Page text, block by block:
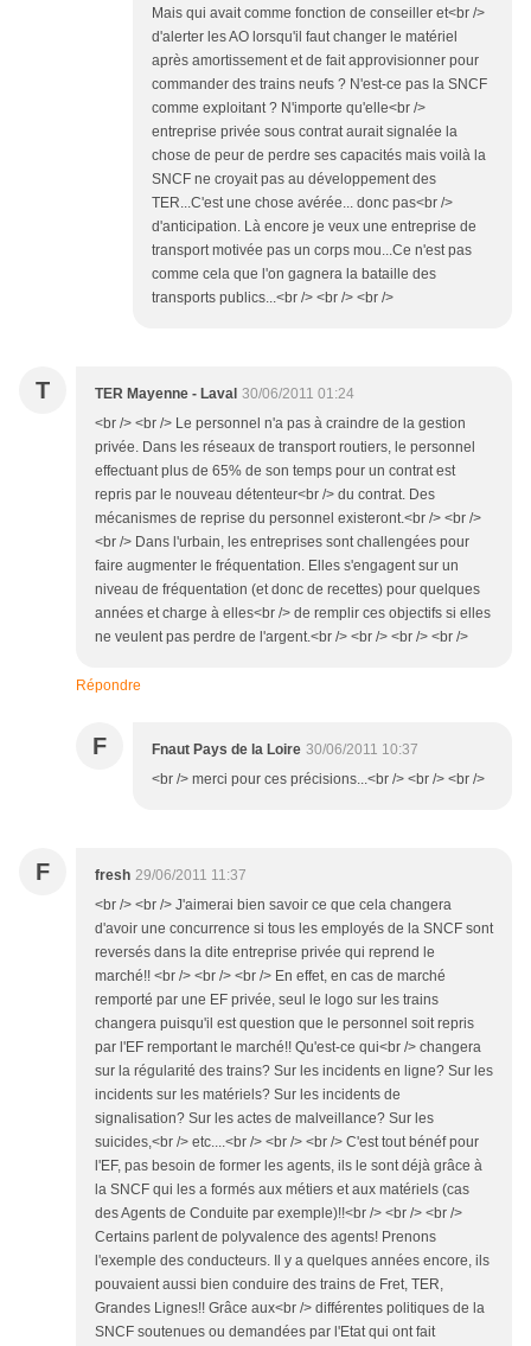
Mais qui avait comme fonction de conseiller et<br />
d'alerter les AO lorsqu'il faut changer le matériel
après amortissement et de fait approvisionner pour
commander des trains neufs ? N'est-ce pas la SNCF
comme exploitant ? N'importe qu'elle<br />
entreprise privée sous contrat aurait signalée la
chose de peur de perdre ses capacités mais voilà la
SNCF ne croyait pas au développement des
TER...C'est une chose avérée... donc pas<br />
d'anticipation. Là encore je veux une entreprise de
transport motivée pas un corps mou...Ce n'est pas
comme cela que l'on gagnera la bataille des
transports publics...<br /> <br /> <br />
T TER Mayenne - Laval 30/06/2011 01:24
<br /> <br /> Le personnel n'a pas à craindre de la gestion
privée. Dans les réseaux de transport routiers, le personnel
effectuant plus de 65% de son temps pour un contrat est
repris par le nouveau détenteur<br /> du contrat. Des
mécanismes de reprise du personnel existeront.<br /> <br />
<br /> Dans l'urbain, les entreprises sont challengées pour
faire augmenter le fréquentation. Elles s'engagent sur un
niveau de fréquentation (et donc de recettes) pour quelques
années et charge à elles<br /> de remplir ces objectifs si elles
ne veulent pas perdre de l'argent.<br /> <br /> <br /> <br />
Répondre
F Fnaut Pays de la Loire 30/06/2011 10:37
<br /> merci pour ces précisions...<br /> <br /> <br />
F fresh 29/06/2011 11:37
<br /> <br /> J'aimerai bien savoir ce que cela changera
d'avoir une concurrence si tous les employés de la SNCF sont
reversés dans la dite entreprise privée qui reprend le
marché!! <br /> <br /> <br /> En effet, en cas de marché
remporté par une EF privée, seul le logo sur les trains
changera puisqu'il est question que le personnel soit repris
par l'EF remportant le marché!! Qu'est-ce qui<br /> changera
sur la régularité des trains? Sur les incidents en ligne? Sur les
incidents sur les matériels? Sur les incidents de
signalisation? Sur les actes de malveillance? Sur les
suicides,<br /> etc....<br /> <br /> <br /> C'est tout bénéf pour
l'EF, pas besoin de former les agents, ils le sont déjà grâce à
la SNCF qui les a formés aux métiers et aux matériels (cas
des Agents de Conduite par exemple)!!<br /> <br /> <br />
Certains parlent de polyvalence des agents! Prenons
l'exemple des conducteurs. Il y a quelques années encore, ils
pouvaient aussi bien conduire des trains de Fret, TER,
Grandes Lignes!! Grâce aux<br /> différentes politiques de la
SNCF soutenues ou demandées par l'Etat qui ont fait